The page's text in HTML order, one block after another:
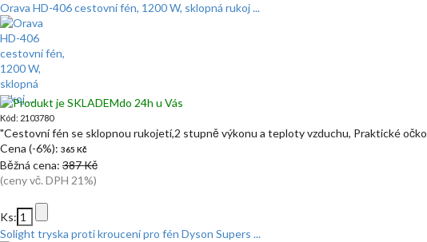
Orava HD-406 cestovní fén, 1200 W, sklopná rukoj ...
do 24h u Vás
Kód: 2103780
"Cestovní fén se sklopnou rukojetí,2 stupně výkonu a teploty vzduchu, Praktické očko
Cena (-6%): 365 Kč
Běžná cena: 387 Kč
(ceny vč. DPH 21%)
Ks:
Solight tryska proti kroucení pro fén Dyson Supers ...